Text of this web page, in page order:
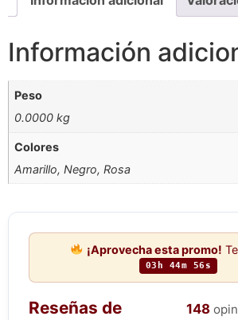
Información
Peso
0.0000 kg
Colores
Amarillo, Negro, Rosa
¡Aprovecha esta promo!
03h 44m 56s
Reseñas de
148